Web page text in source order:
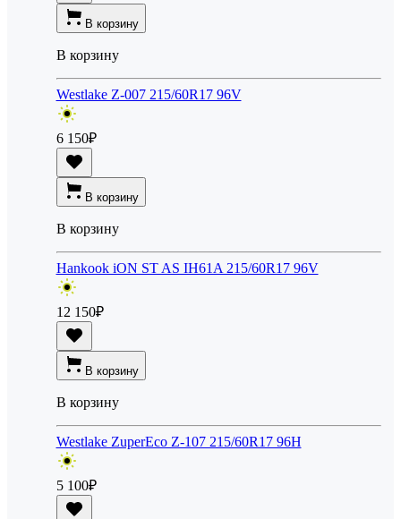
В корзину
В корзину
Westlake Z-007 215/60R17 96V
6 150₽
В корзину
В корзину
Hankook iON ST AS IH61A 215/60R17 96V
12 150₽
В корзину
В корзину
Westlake ZuperEco Z-107 215/60R17 96H
5 100₽